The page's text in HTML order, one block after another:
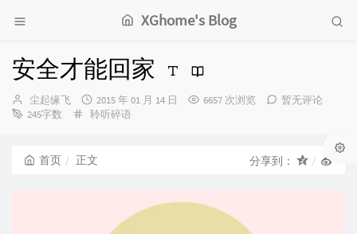
XGhome's Blog
安全才能回家
博
主：
尘起缘飞
发
布
2015 年 01 月 14 日 6657 次浏览
暂无评论
245字数
分
聆听碎语
首页 正文 分享到：